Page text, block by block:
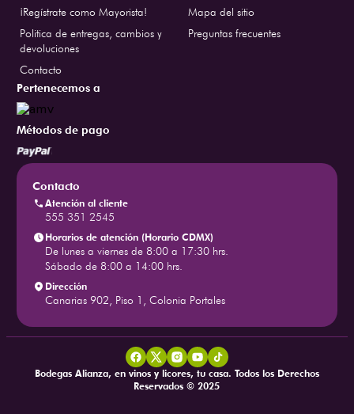
¡Regístrate como Mayorista!
Politica de entregas, cambios y
devoluciones
Contacto
Mapa del sitio
Preguntas frecuentes
Pertenecemos a
Métodos de pago
Contacto
Atención al cliente
555 351 2545
Horarios de atención (Horario CDMX)
De lunes a viernes de 8:00 a 17:30 hrs.
Sábado de 8:00 a 14:00 hrs.
Dirección
Canarias 902, Piso 1, Colonia Portales
Bodegas Alianza, en vinos y licores, tu casa. Todos los Derechos
Reservados © 2025